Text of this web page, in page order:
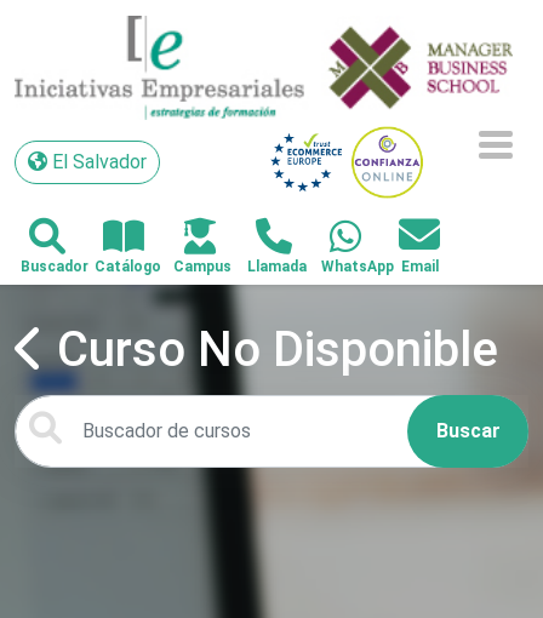
El Salvador
El Salvador
Curso No Disponible
Buscar